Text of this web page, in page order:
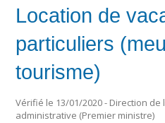
Location de
particuliers
tourisme)
Vérifié le 13/01/2020 - Direction
administrative (Premier ministre)